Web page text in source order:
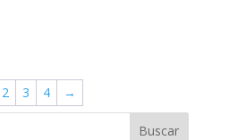
2 3 4 →
Buscar